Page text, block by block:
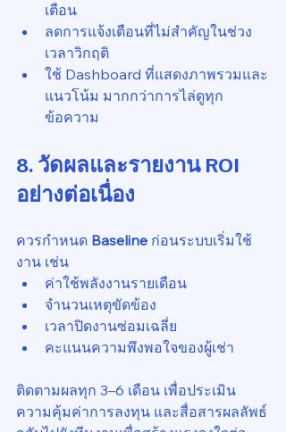
เตือน
ลดการแจ้งเตือนที่ไม่สำคัญในช่วง
เวลาวิกฤติ
ใช้ Dashboard ที่แสดงภาพรวมและ
แนวโน้ม มากกว่าการไล่ดูทุก
ข้อความ
8. วัดผลและรายงาน ROI
อย่างต่อเนื่อง
ควรกำหนด Baseline ก่อนระบบเริ่มใช้
งาน เช่น
ค่าใช้พลังงานรายเดือน
จำนวนเหตุขัดข้อง
เวลาปิดงานซ่อมเฉลี่ย
คะแนนความพึงพอใจของผู้เช่า
ติดตามผลทุก 3–6 เดือน เพื่อประเมิน
ความคุ้มค่าการลงทุน และสื่อสารผลลัพธ์